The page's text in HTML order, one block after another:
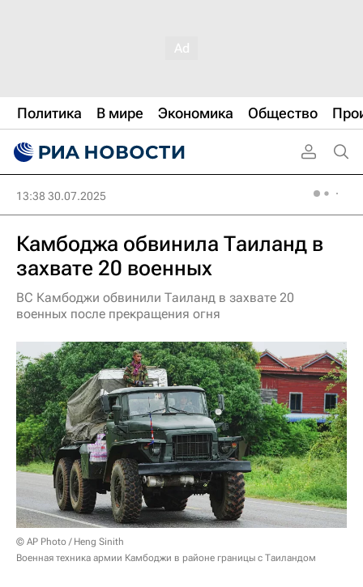
Политика В мире Экономика Общество
13:38 30.07.2025
Камбоджа обвинила Таиланд в
захвате 20 военных
ВС Камбоджи обвинили Таиланд в захвате 20
военных после прекращения огня
© AP Photo / Heng Sinith
Военная техника армии Камбоджи в районе границы с Таиландом